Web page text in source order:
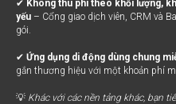
✔ Không thu phí theo khối lượng,
yếu – Cổng giao dịch viên, CRM và
gói.
✔ Ứng dụng di động dùng chung
gắn thương hiệu với một khoản phí
💡 Khác với các nền tảng khác, bạn